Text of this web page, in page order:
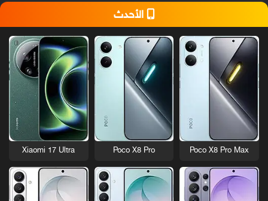
الأحدث
Poco X8 Pro Max
Poco X8 Pro
Xiaomi 17 Ultra